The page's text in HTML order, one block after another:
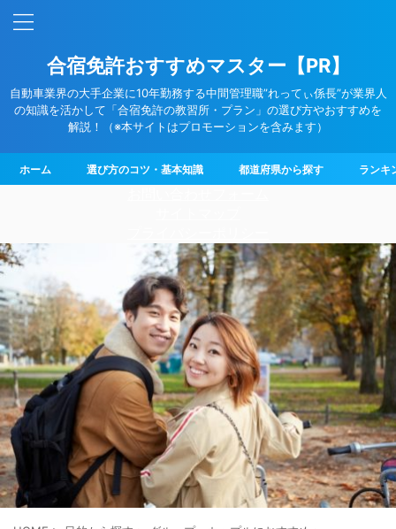
合宿免許おすすめマスター【PR】
自動車業界の大手企業に10年勤務する中間管理職”れってぃ係長”が業界人
の知識を活かして「合宿免許の教習所・プラン」の選び方やおすすめを
解説！（※本サイトはプロモーションを含みます）
ホーム 選び方のコツ・基本知識 都道府県から探す ランキ